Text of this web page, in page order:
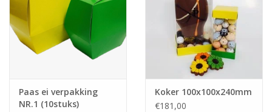
Paas ei verpakking
NR.1 (10stuks)
Koker 100x100x240mm
€181,00